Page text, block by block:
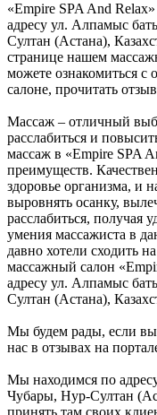
«Empire SPA And
адресу ул. Алпамыс
Султан (Астана),
странице нашем
можете ознакомиться
салоне, прочитать
Массаж – отличный
расслабиться и
массаж в «Empire SPA
преимуществ.
здоровье организма, и
выровнять осанку,
расслабиться, получая
умения массажиста в
давно хотели сходить
массажный салон
адресу ул. Алпамыс
Султан (Астана),
Мы будем рады, если вы
нас в отзывах на
Мы находимся по
Чубары, Нур-Султан